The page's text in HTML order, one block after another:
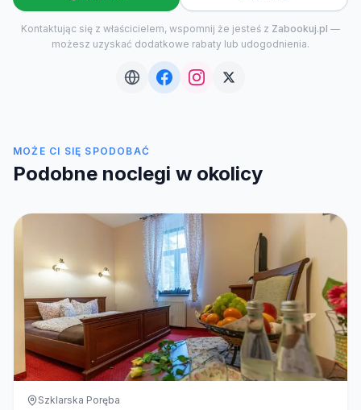
Kontaktując się z właścicielem, wspomnij że jesteś z Zabookuj.pl —
możesz uzyskać dodatkowe rabaty lub udogodnienia.
MOŻE CI SIĘ SPODOBAĆ
Podobne noclegi w okolicy
Szklarska Poręba